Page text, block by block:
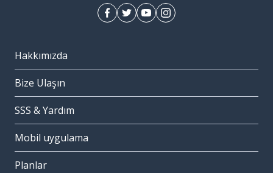
Hakkımızda
Bize Ulaşın
SSS & Yardım
Mobil uygulama
Planlar